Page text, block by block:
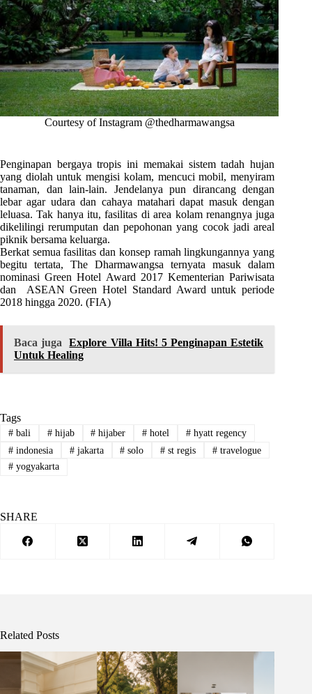
Courtesy of Instagram @thedharmawangsa
Penginapan bergaya tropis ini memakai sistem tadah hujan
yang diolah untuk mengisi kolam, mencuci mobil, menyiram
tanaman, dan lain-lain. Jendelanya pun dirancang dengan
lebar agar udara dan cahaya matahari dapat masuk dengan
leluasa. Tak hanya itu, fasilitas di area kolam renangnya juga
dikelilingi rerumputan dan pepohonan yang cocok jadi areal
piknik bersama keluarga.
Berkat semua fasilitas dan konsep ramah lingkungannya yang
begitu tertata, The Dharmawangsa ternyata masuk dalam
nominasi Green Hotel Award 2017 Kementerian Pariwisata
dan ASEAN Green Hotel Standard Award untuk periode
2018 hingga 2020. (FIA)
Baca juga
Explore Villa Hits! 5 Penginapan Estetik
Untuk Healing
Tags
#bali #hijab # hijaber # hotel # hyatt regency
#indonesia #jakarta # solo # st regis # travelogue
#yogyakarta
SHARE
Related Posts